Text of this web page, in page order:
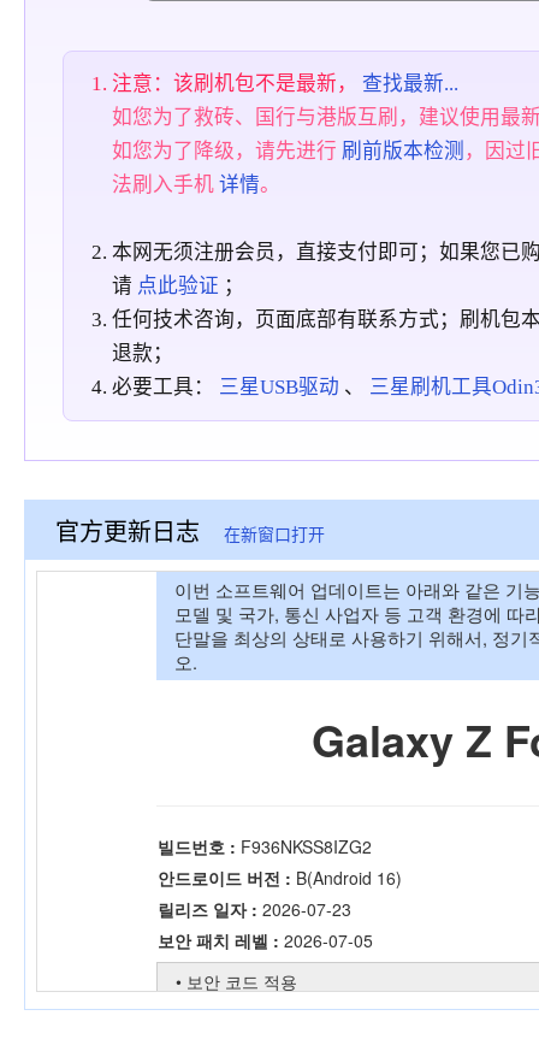
注意：该刷机包不是最新， 查找最新...
如您为了救砖、国行与港版互刷，建议使用最
如您为了降级，请先进行 刷前版本检测 ，因过
法刷入手机详情。
本网无须注册会员，直接支付即可；如果您已
请 点此验证 ；
任何技术咨询，页面底部有联系方式；刷机包
退款；
必要工具： 三星USB驱动 、 三星刷机工具
官方更新日志 在新窗口打开